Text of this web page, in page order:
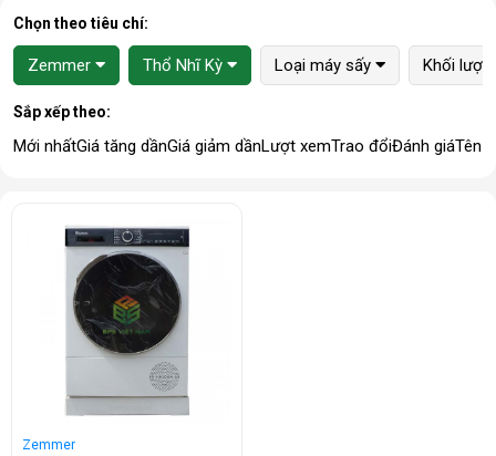
Chọn theo tiêu chí:
Zemmer Thổ Nhĩ Kỳ Loại máy sấy Khối
Sắp xếp theo:
Mới nhấtGiá tăng dầnGiá giảm dầnLượt xemTrao đổiĐánh giáTên
Zemmer